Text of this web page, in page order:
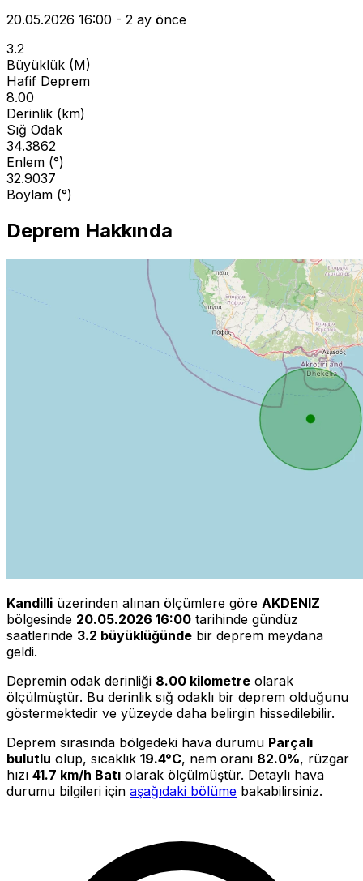
20.05.2026 16:00 - 2 ay önce
3.2
Büyüklük (M)
Hafif Deprem
8.00
Derinlik (km)
Sığ Odak
34.3862
Enlem (°)
32.9037
Boylam (°)
Deprem Hakkında
Kandilli üzerinden alınan ölçümlere göre AKDENIZ
bölgesinde 20.05.2026 16:00 tarihinde gündüz
saatlerinde 3.2 büyüklüğünde bir deprem meydana
geldi.
Depremin odak derinliği 8.00 kilometre olarak
ölçülmüştür. Bu derinlik sığ odaklı bir deprem olduğunu
göstermektedir ve yüzeyde daha belirgin hissedilebilir.
Deprem sırasında bölgedeki hava durumu Parçalı
bulutlu olup, sıcaklık 19.4°C, nem oranı 82.0%, rüzgar
hızı 41.7 km/h Batı olarak ölçülmüştür. Detaylı hava
durumu bilgileri için aşağıdaki bölüme bakabilirsiniz.